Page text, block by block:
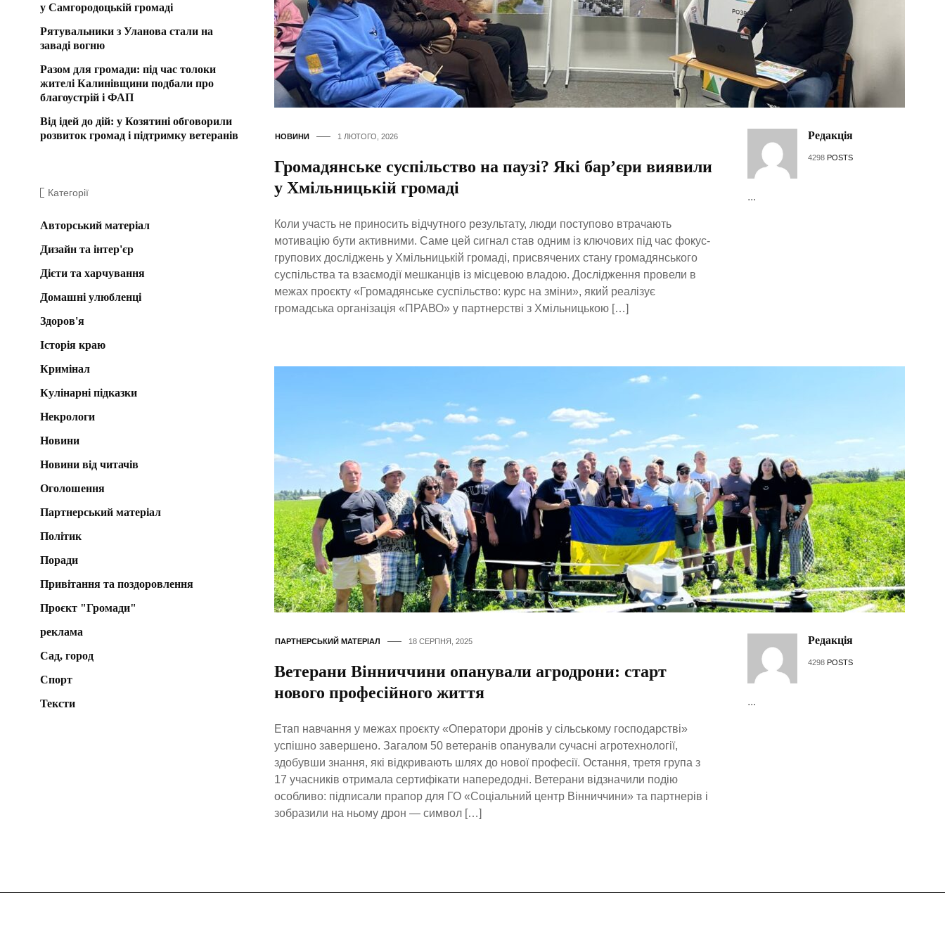
НОВИНИ 1 ЛЮТОГО, 2026
Громадянське суспільство на паузі? Які бар’єри виявили
у Хмільницькій громаді
Коли участь не приносить відчутного результату, люди поступово втрачають
мотивацію бути активними. Саме цей сигнал став одним із ключових під час фокус-
групових досліджень у Хмільницькій громаді, присвячених стану громадянського
суспільства та взаємодії мешканців із місцевою владою. Дослідження провели в
межах проєкту «Громадянське суспільство: курс на зміни», який реалізує
громадська організація «ПРАВО» у партнерстві з Хмільницькою […]
Редакція
4298 POSTS
...
ПАРТНЕРСЬКИЙ МАТЕРІАЛ 18 СЕРПНЯ, 2025
Ветерани Вінниччини опанували агродрони: старт
нового професійного життя
Етап навчання у межах проєкту «Оператори дронів у сільському господарстві»
успішно завершено. Загалом 50 ветеранів опанували сучасні агротехнології,
здобувши знання, які відкривають шлях до нової професії. Остання, третя група з
17 учасників отримала сертифікати напередодні. Ветерани відзначили подію
особливо: підписали прапор для ГО «Соціальний центр Вінниччини» та партнерів і
зобразили на ньому дрон — символ […]
Редакція
4298 POSTS
...
у Самгородоцькій громаді
Рятувальники з Уланова стали на
заваді вогню
Разом для громади: під час толоки
жителі Калинівщини подбали про
благоустрій і ФАП
Від ідей до дій: у Козятині обговорили
розвиток громад і підтримку ветеранів
Категорії
Авторський матеріал
Дизайн та інтер'єр
Дієти та харчування
Домашні улюбленці
Здоров'я
Історія краю
Кримінал
Кулінарні підказки
Некрологи
Новини
Новини від читачів
Оголошення
Партнерський матеріал
Політик
Поради
Привітання та поздоровлення
Проєкт "Громади"
реклама
Сад, город
Спорт
Тексти